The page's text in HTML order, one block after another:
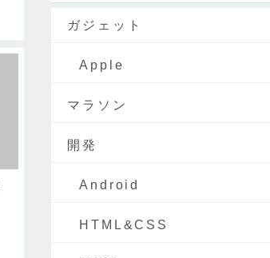
ガジェット
Apple
マラソン
開発
Android
HTML&CSS